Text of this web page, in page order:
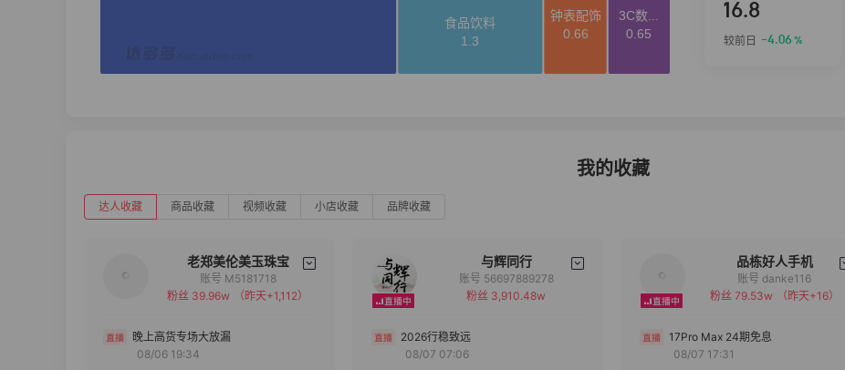
16.8
较前日 -4.06 %
我的收藏
达人收藏 商品收藏 视频收藏 小店收藏 品牌收藏
老郑美伦美玉珠宝
备注
分组
账号 M5181718
粉丝 39.96w
（昨天+1,112）
晚上高货专场大放漏
08/06 19:34
与辉同行
备注
账号 56697889278
粉丝 3,910.48w
2026行稳致远
08/07 07:06
品栋好人手机
备注
分组
账号 danke116
粉丝 79.53w
（昨天+16）
17Pro Max 24期免息
08/07 17:31